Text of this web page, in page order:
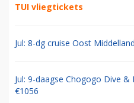
TUI vliegtickets
Jul: 8-dg cruise Oost
Jul: 9-daagse Chogogo Dive &
€1056